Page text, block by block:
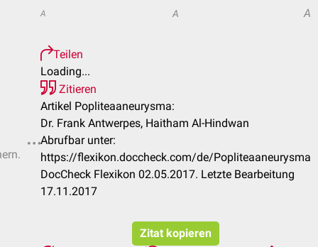
A A A
Teilen
Loading...
Zitieren
Artikel Popliteaaneurysma:
Dr. Frank Antwerpes, Haitham Al-Hindwan
Abrufbar unter:
https://flexikon.doccheck.com/de/Popliteaaneurysma
DocCheck Flexikon 02.05.2017. Letzte Bearbeitung
17.11.2017
Zitat kopieren